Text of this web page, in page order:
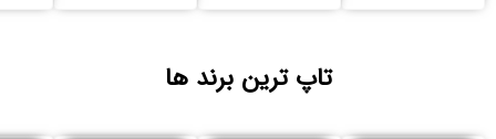
تاپ ترین برند ها